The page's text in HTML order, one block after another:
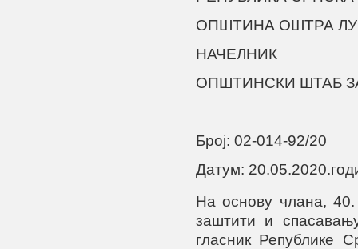
ОПШТИНА ОШТРА
НАЧЕЛНИК
ОПШТИНСКИ ШТАБ
Број: 02-014-92/20
Датум:
На основу члана,
заштити и
гласник Републике